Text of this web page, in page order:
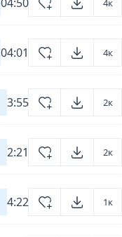
4к
04:01
4к
3:55
2к
2:21
2к
4:22
1к